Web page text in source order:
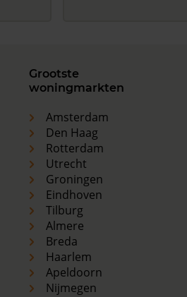
Grootste
woningmarkten
Amsterdam
Den Haag
Rotterdam
Utrecht
Groningen
Eindhoven
Tilburg
Almere
Breda
Haarlem
Apeldoorn
Nijmegen